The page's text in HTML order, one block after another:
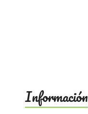
Información